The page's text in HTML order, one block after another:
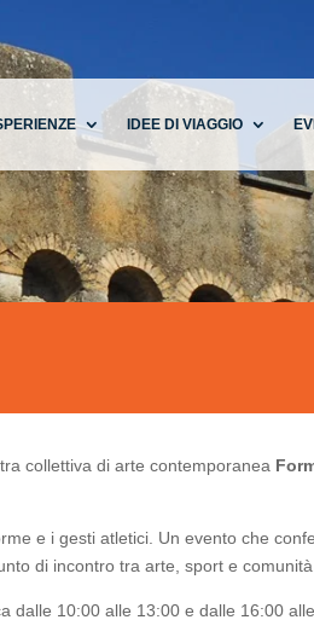
IDEE DI VIAGGIO
collettiva di arte contemporanea
e i gesti atletici. Un evento che
di incontro tra arte, sport e comunità.
10:00 alle 13:00 e dalle 16:00